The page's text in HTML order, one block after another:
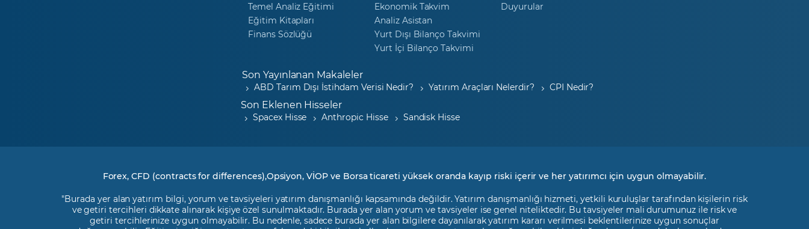
Temel Analiz Eğitimi
Eğitim Kitapları
Finans Sözlüğü
Ekonomik Takvim
Analiz Asistan
Yurt Dışı Bilanço Takvimi
Yurt İçi Bilanço Takvimi
Duyurular
Son Yayınlanan Makaleler
ABD Tarım Dışı İstihdam Verisi Nedir? Yatırım Araçları Nelerdir? CPI Nedir?
Son Eklenen Hisseler
Spacex Hisse Anthropic Hisse Sandisk Hisse
Forex, CFD (contracts for differences),Opsiyon, VİOP ve Borsa ticareti yüksek oranda kayıp riski içerir ve her yatırımcı için uygun olmayabilir.
"Burada yer alan yatırım bilgi, yorum ve tavsiyeleri yatırım danışmanlığı kapsamında değildir. Yatırım danışmanlığı hizmeti, yetkili kuruluşlar tarafından kişilerin risk
ve getiri tercihleri dikkate alınarak kişiye özel sunulmaktadır. Burada yer alan yorum ve tavsiyeler ise genel niteliktedir. Bu tavsiyeler mali durumunuz ile risk ve
getiri tercihlerinize uygun olmayabilir. Bu nedenle, sadece burada yer alan bilgilere dayanılarak yatırım kararı verilmesi beklentilerinize uygun sonuçlar